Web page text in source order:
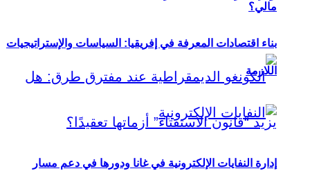
مالي؟
بناء اقتصادات المعرفة في إفريقيا: السياسات والإستراتيجيات
اللازمة
إدارة النفايات الإلكترونية في غانا ودورها في دعم مسار